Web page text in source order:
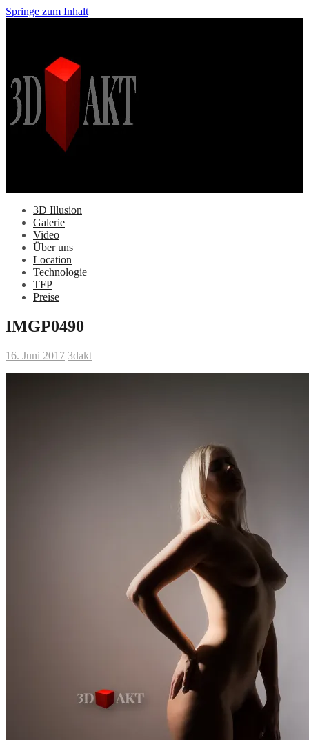
Springe zum Inhalt
3D Illusion
Galerie
Video
Über uns
Location
Technologie
TFP
Preise
IMGP0490
16. Juni 2017 3dakt